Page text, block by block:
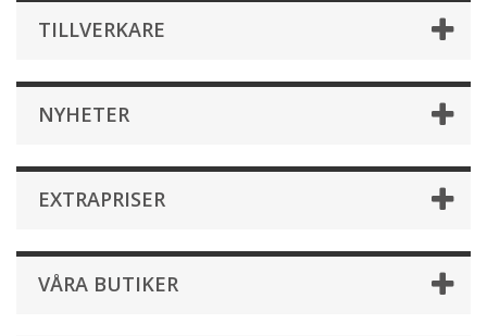
TILLVERKARE
NYHETER
EXTRAPRISER
VÅRA BUTIKER